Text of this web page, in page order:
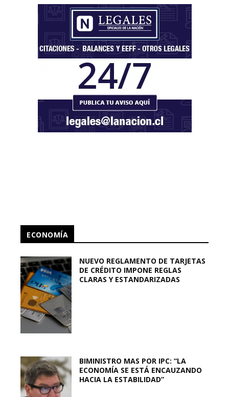
ECONOMÍA
NUEVO REGLAMENTO DE TARJETAS
DE CRÉDITO IMPONE REGLAS
CLARAS Y ESTANDARIZADAS
BIMINISTRO MAS POR IPC: “LA
ECONOMÍA SE ESTÁ ENCAUZANDO
HACIA LA ESTABILIDAD”